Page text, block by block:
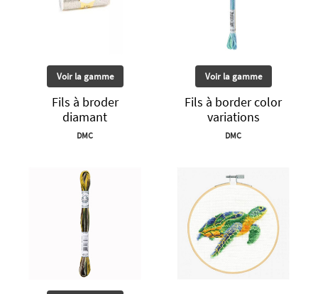
Voir la gamme
Fils à broder
diamant
DMC
Voir la gamme
Fils à border color
variations
DMC